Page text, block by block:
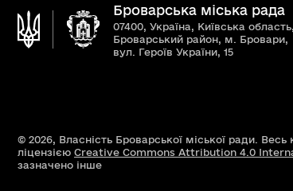
Броварська міська рада
07400, Україна, Київська область,
Броварський район, м. Бровари,
вул. Героїв України, 15
© 2026, Власність Броварської міської ради.
ліцензією Creative Commons Attribution 4.0
зазначено інше